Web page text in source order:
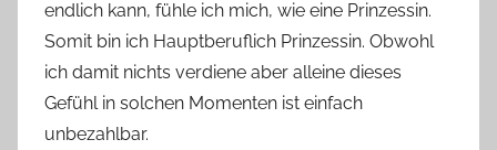
endlich kann, fühle ich mich, wie eine Prinzessin.
Somit bin ich Hauptberuflich Prinzessin. Obwohl
ich damit nichts verdiene aber alleine dieses
Gefühl in solchen Momenten ist einfach
unbezahlbar.